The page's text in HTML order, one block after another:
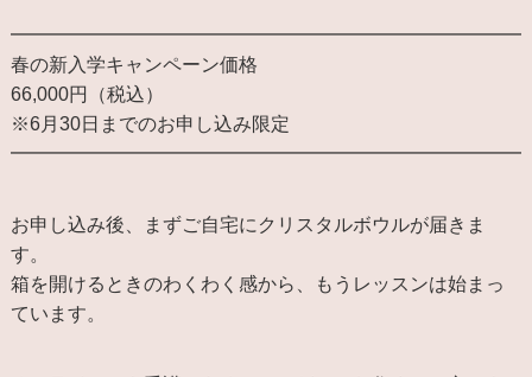
春の新入学キャンペーン価格
66,000円（税込）
※6月30日までのお申し込み限定
お申し込み後、まずご自宅にクリスタルボウルが届きま
す。
箱を開けるときのわくわく感から、もうレッスンは始まっ
ています。